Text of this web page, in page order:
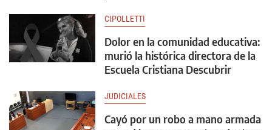
CIPOLLETTI
Dolor en la comunidad educativa:
murió la histórica directora de la
Escuela Cristiana Descubrir
JUDICIALES
Cayó por un robo a mano armada